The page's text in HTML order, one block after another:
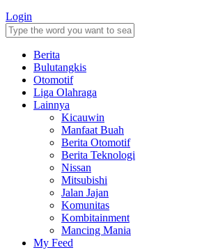
Login
Berita
Bulutangkis
Otomotif
Liga Olahraga
Lainnya
Kicauwin
Manfaat Buah
Berita Otomotif
Berita Teknologi
Nissan
Mitsubishi
Jalan Jajan
Komunitas
Kombitainment
Mancing Mania
My Feed